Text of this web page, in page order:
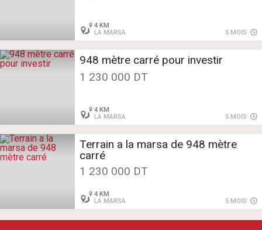
4 KM
LA MARSA
5 MOIS
948 mètre carré pour investir
1 230 000 DT
4 KM
LA MARSA
5 MOIS
Terrain a la marsa de 948 mètre
carré
1 230 000 DT
4 KM
LA MARSA
5 MOIS